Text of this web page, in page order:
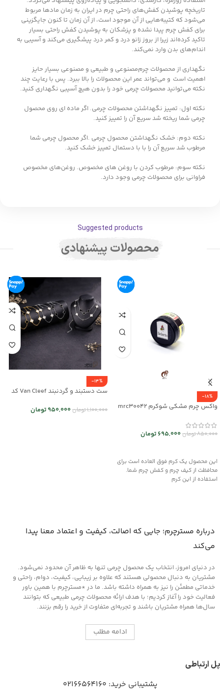
تاریخچه پوشیدن کفش‌های راحتی چرم در ایران به زمان ماد‌ها مربوط
می‌شود که کتیبه‌هایی از آن موجود است، از آن زمان تا کنون جایگزینی
برای کفش چرم پیدا نشده و پزشکان به پوشیدن کفش راحتی بسیار
تاکید کرده‌اند زیرا از بروز زانو درد و کمر درد پیشگیری می‌کند و آسیبی به
اندام‌های بدن وارد نمی‌کند.
نگهداری از محصولات چرم‌مصنوعی و طبیعی و مصنوعی بسیار حایز
اهمیت است و می‌تواند عمر این محصولات را بالا ببرد. پس با رعایت چند
نکته می‌توانید محصولات چرمی خود را بدون هیچ آسیبی نگهداری کنید.
نکته اول: تمییز نگهداشتن محصولات چرمی. اگر ماده ای روی محصول
چرمی شما ریخته شد سریع آن را تمییز کنید.
نکته دوم: خشک نگهداشتن محصول چرمی .اگر محصول چرمی شما
مرطوب شد سریع آن را با با دستمال تمییز خشک کنید.
نکته سوم: مرطوب کردن با روغن های مخصوص. روغن‌های مخصوص
فراوانی برای محصولات چرمی وجود دارد.
Suggested products
محصولات پیشنهادی
-18%
واکس چرم مشکی شوکرم mrc30042
850,000تومان695,000 تومان
این محصول یک کرم فوق العاده است برای
محافظت از کیف چرم و کفش چرم شما.
استفاده از این کرم
-14%
ست دستبند و گردنبند Van Cleef کد
1,100,000تومان950,000تومان
درباره مسترچرم؛ جایی که اصالت، کیفیت و اعتماد معنا پیدا
می‌کند
در دنیای امروز، انتخاب یک محصول چرمی تنها به ظاهر آن محدود نمی‌شود.
مشتریان به دنبال محصولی هستند که علاوه بر زیبایی، کیفیت، دوام، راحتی و
خدماتی مطمئن را نیز به همراه داشته باشد. ما در *مسترچرم با همین باور
فعالیت خود را آغاز کردیم؛ با هدف ارائه محصولات چرمی طبیعی که بتوانند
سال‌ها همراه مشتریان باشند و تجربه‌ای متفاوت از خرید را رقم بزنند.
ادامه مطلب
پل ارتباطی
پشتیبانی خرید: 02166564160